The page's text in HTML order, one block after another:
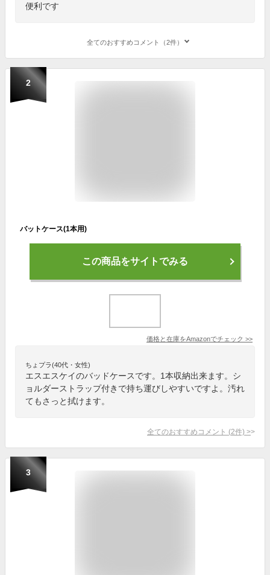
便利です
全てのおすすめコメント（2件）
2
バットケース(1本用)
この商品をサイトでみる
価格と在庫をAmazonでチェック >>
ちょプラ(40代・女性)
エスエスケイのバッドケースです。1本収納出来ます。シ
ョルダーストラップ付きで持ち運びしやすいですよ。汚れ
てもさっと拭けます。
全てのおすすめコメント (2件) >
3